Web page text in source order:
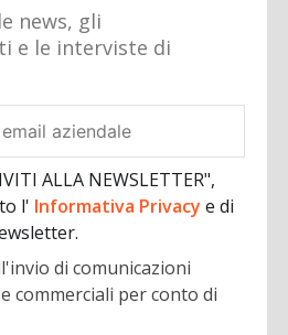
news, gli
e le interviste di
ALLA NEWSLETTER",
l' Informativa Privacye di
di comunicazioni
commerciali per conto di